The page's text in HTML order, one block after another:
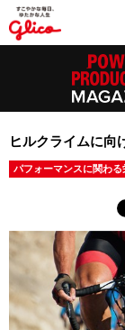
ヒルクライムに
パフォーマンスに関わ